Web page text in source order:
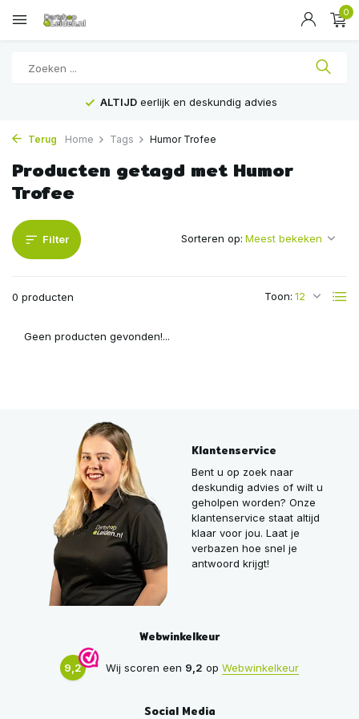
0
ALTIJD eerlijk en deskundig advies
Terug Home Tags Humor Trofee
Producten getagd met Humor
Trofee
Filter
0 producten Toon:
Sorteren op:
Geen producten gevonden!...
Klantenservice
Bent u op zoek naar
deskundig advies of wilt u
geholpen worden? Onze
klantenservice staat altijd
klaar voor jou. Laat je
verbazen hoe snel je
antwoord krijgt!
Webwinkelkeur
9,2 Wij scoren een 9,2 op Webwinkelkeur
Social Media